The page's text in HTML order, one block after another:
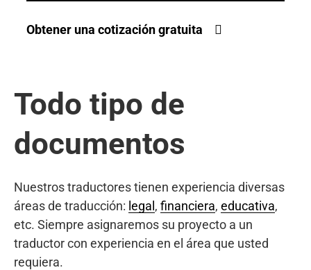
Obtener una cotización gratuita
Todo tipo de
documentos
Nuestros traductores tienen experiencia diversas
áreas de traducción: legal , financiera, educativa,
etc. Siempre asignaremos su proyecto a un
traductor con experiencia en el área que usted
requiera.